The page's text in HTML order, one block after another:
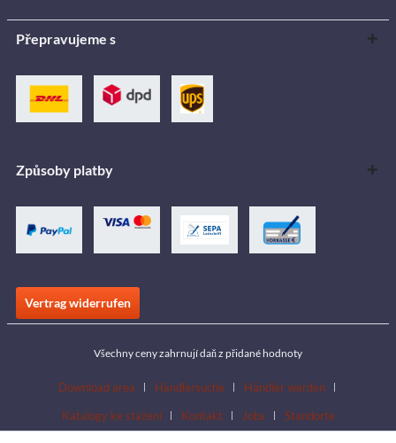
Přepravujeme s
Způsoby platby
Vertrag widerrufen
Všechny ceny zahrnují daň z přidané hodnoty
Download area Händlersuche
Händler werden
Katalogy ke stažení
Kontakt Jobs Standorte